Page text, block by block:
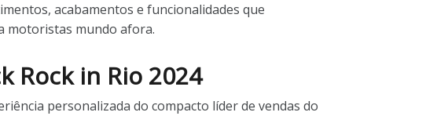
acabamentos e funcionalidades que
motoristas mundo afora.
Rock in Rio 2024
personalizada do compacto líder de vendas do